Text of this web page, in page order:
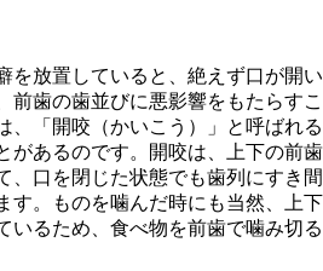
を放置していると、絶えず口が開い
前歯の歯並びに悪影響をもたらすこ
、「開咬（かいこう）」と呼ばれる
があるのです。開咬は、上下の前歯
、口を閉じた状態でも歯列にすき間
す。ものを噛んだ時にも当然、上下
いるため、食べ物を前歯で噛み切る